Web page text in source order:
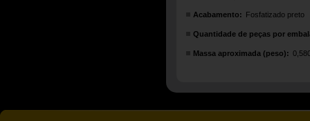
Acabamento: Fosfatizado preto
Quantidade de peças por
Massa aproximada (peso):